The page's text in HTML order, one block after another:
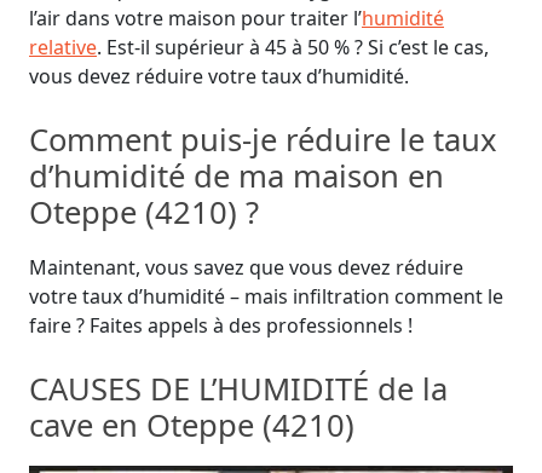
l’air dans votre maison pour traiter l’humidité
relative. Est-il supérieur à 45 à 50 % ? Si c’est le cas,
vous devez réduire votre taux d’humidité.
Comment puis-je réduire le taux
d’humidité de ma maison en
Oteppe (4210) ?
Maintenant, vous savez que vous devez réduire
votre taux d’humidité – mais infiltration comment le
faire ? Faites appels à des professionnels !
CAUSES DE L’HUMIDITÉ de la
cave en Oteppe (4210)